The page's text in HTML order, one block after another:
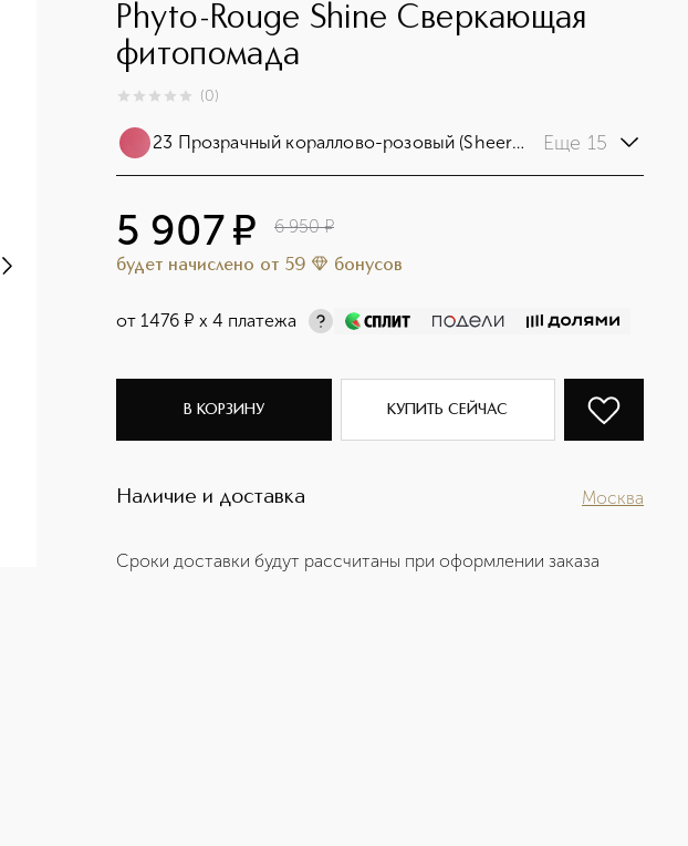
Phyto-Rouge Shine Сверкающая
фитопомада
0из 0 (0)
23 Прозрачный кораллово-розовый (Sheer
Еще 15
5 907¤ 6 950 ¤
будет начислено от 59 бонусов
от 1476 ¤ х 4 платежа
В КОРЗИНУ КУПИТЬ СЕЙЧАС
Наличие и доставка Москва
Сроки доставки будут рассчитаны при оформлении заказа